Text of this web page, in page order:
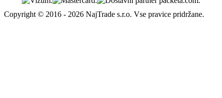
Copyright © 2016 - 2026 NajTrade s.r.o. Vse pravice pridržane.